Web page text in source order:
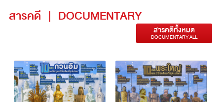
สารคดี | DOCUMENTARY
สารคดีทั้งหมด
DOCUMENTARY ALL